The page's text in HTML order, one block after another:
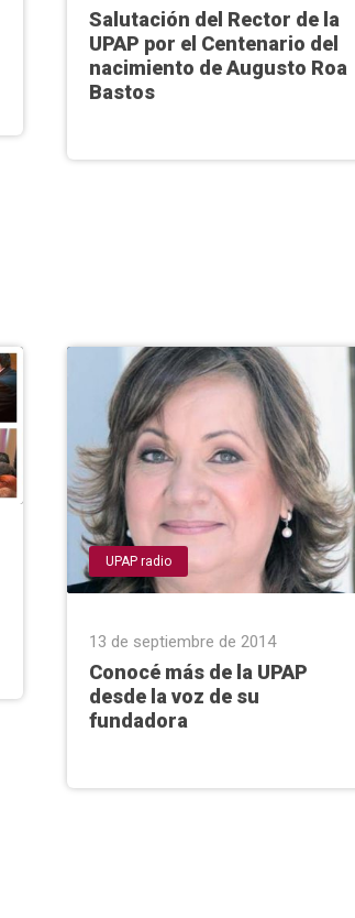
Salutación del Rector de la
UPAP por el Centenario del
nacimiento de Augusto Roa
Bastos
UPAP radio
13 de septiembre de 2014
Conocé más de la UPAP
desde la voz de su
fundadora